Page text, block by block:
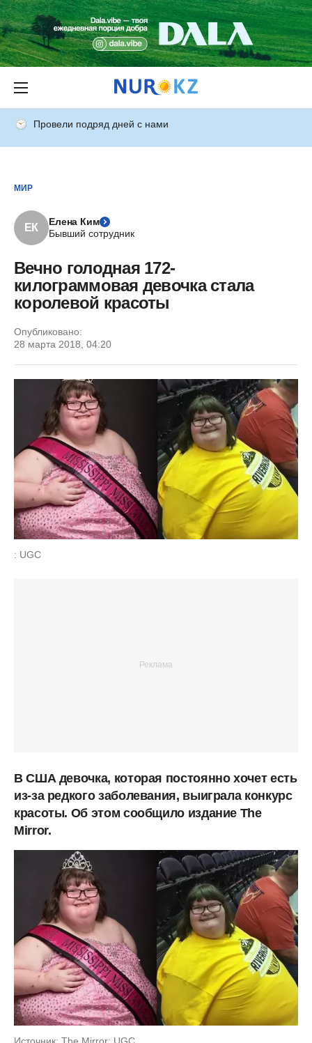
Провели подряд дней с нами
МИР
ЕК
Елена Ким
Бывший сотрудник
Вечно голодная 172-
килограммовая девочка стала
королевой красоты
Опубликовано:
28 марта 2018, 04:20
: UGC
В США девочка, которая постоянно хочет есть
из-за редкого заболевания, выиграла конкурс
красоты. Об этом сообщило издание The
Mirror.